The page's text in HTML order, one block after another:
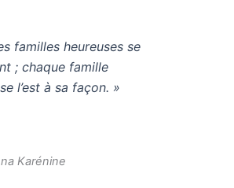
familles heureuses se
; chaque famille
l’est à sa façon. »
Karénine